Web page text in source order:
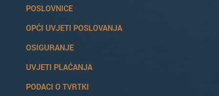
POSLOVNICE
OPĆI UVJETI POSLOVANJA
OSIGURANJE
UVJETI PLAĆANJA
PODACI O TVRTKI